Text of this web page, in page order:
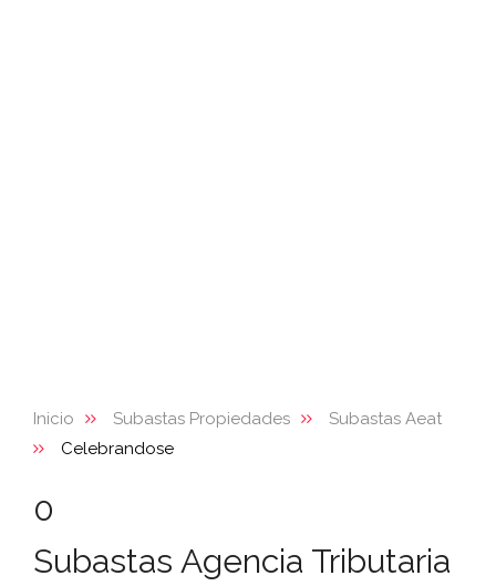
Inicio Subastas Propiedades
Subastas Aeat
Celebrandose
0
Subastas Agencia Tributaria